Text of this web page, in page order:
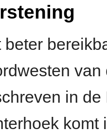
beter
in
komt